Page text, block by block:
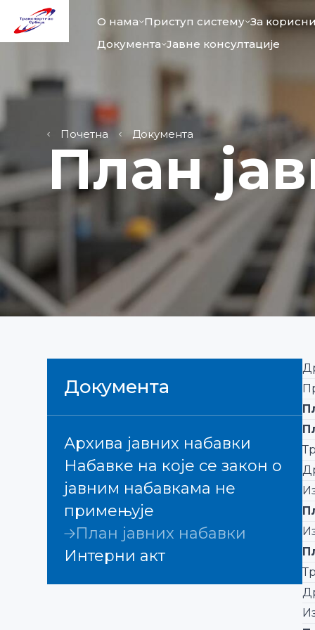
О нама Приступ систему За
Документа Јавне консултације
Почетна Документа
План
Документа
Архива јавних набавки
Набавке на које се закон о
јавним набавкама не
примењује
План јавних набавки
Интерни акт